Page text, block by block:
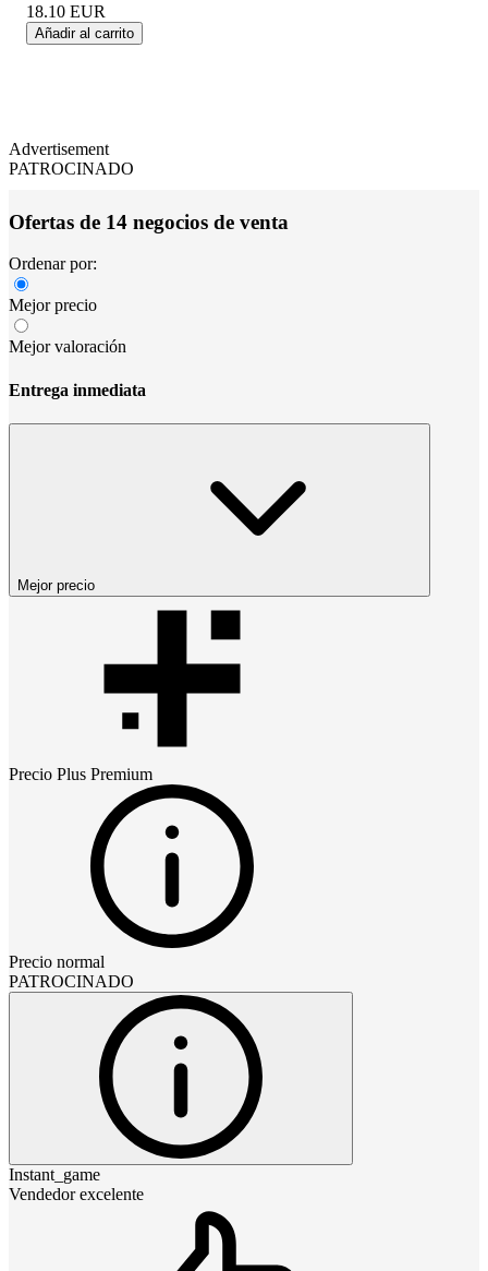
18.10 EUR
Añadir al carrito
Advertisement
PATROCINADO
Ofertas de 14 negocios de venta
Ordenar por:
Mejor precio
Mejor valoración
Entrega inmediata
Mejor precio
Precio Plus Premium
Precio normal
PATROCINADO
Instant_game
Vendedor excelente